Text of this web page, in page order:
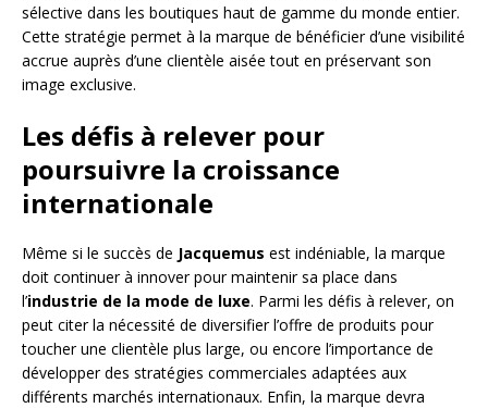
sélective dans les boutiques haut de gamme du monde entier.
Cette stratégie permet à la marque de bénéficier d’une visibilité
accrue auprès d’une clientèle aisée tout en préservant son
image exclusive.
Les défis à relever pour
poursuivre la croissance
internationale
Même si le succès de Jacquemus est indéniable, la marque
doit continuer à innover pour maintenir sa place dans
l’industrie de la mode de luxe. Parmi les défis à relever, on
peut citer la nécessité de diversifier l’offre de produits pour
toucher une clientèle plus large, ou encore l’importance de
développer des stratégies commerciales adaptées aux
différents marchés internationaux. Enfin, la marque devra